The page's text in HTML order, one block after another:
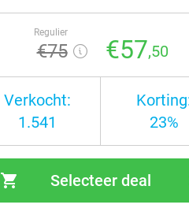
Regulier
€75 €57,50
Verkocht:
1.541
23%
shopping_cart Selecteer deal